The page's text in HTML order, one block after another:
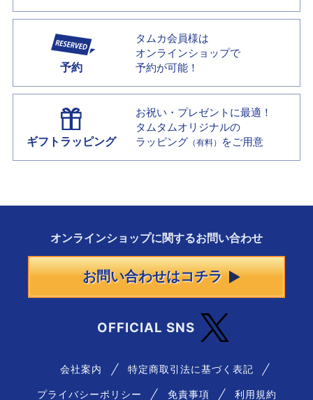
予約
タムカ会員様は
オンラインショップで
予約が可能！
ギフトラッピング
お祝い・プレゼントに最適！
タムタムオリジナルの
ラッピング （有料） をご用意
オンラインショップに関するお問い合わせ
お問い合わせはコチラ
OFFICIAL SNS
会社案内 特定商取引法に基づく表記
プライバシーポリシー 免責事項 利用規約